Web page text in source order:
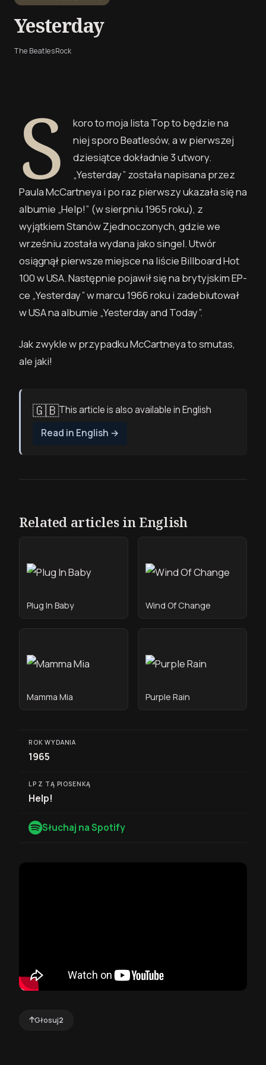
Yesterday
The BeatlesRock
S
koro to moja lista Top to będzie na
niej sporo Beatlesów, a w pierwszej
dziesiątce dokładnie 3 utwory.
„Yesterday” została napisana przez
Paula McCartneya i po raz pierwszy ukazała się na
albumie „Help!” (w sierpniu 1965 roku), z
wyjątkiem Stanów Zjednoczonych, gdzie we
wrześniu została wydana jako singel. Utwór
osiągnął pierwsze miejsce na liście Billboard Hot
100 w USA. Następnie pojawił się na brytyjskim EP-
ce „Yesterday” w marcu 1966 roku i zadebiutował
w USA na albumie „Yesterday and Today”.
Jak zwykle w przypadku McCartneya to smutas,
ale jaki!
🇬🇧This article is also available in English
Read in English →
Related articles in English
Plug In Baby Wind Of Change
Mamma Mia Purple Rain
ROK WYDANIA
1965
LP Z TĄ PIOSENKĄ
Help!
Słuchaj na Spotify
Głosuj2